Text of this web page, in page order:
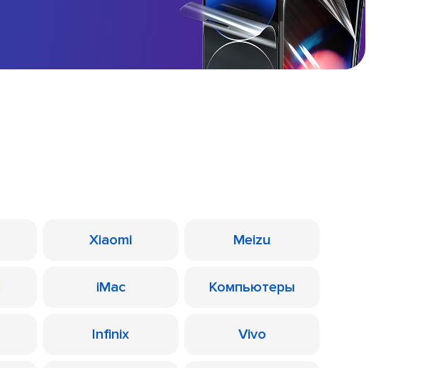
Xiaomi Meizu
iMac Компьютеры
Infinix Vivo